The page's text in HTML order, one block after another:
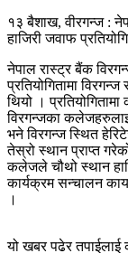
१३ बैशाख, वीरगन्ज :
हाजिरी जवाफ
नेपाल रास्ट्र बैंक
प्रतियोगितामा
थियो ।
विरगन्जका
भने विरगन्ज स्थित
तेस्रो स्थान प्राप्त
कलेजले चौथो स्थान
कार्यक्रम सन्चालन
।
यो खबर पढेर